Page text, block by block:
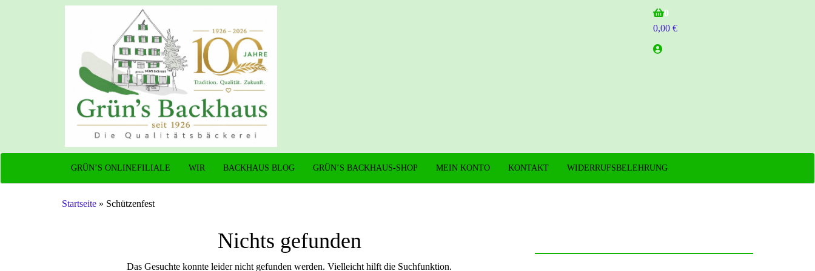
Grün's Backhaus
0
0,00 €
GRÜN’S ONLINEFILIALE WIR BACKHAUS BLOG GRÜN’S BACKHAUS-SHOP MEIN KONTO KONTAKT WIDERRUFSBELEHRUNG
Startseite » Schützenfest
Nichts gefunden
Das Gesuchte konnte leider nicht gefunden werden. Vielleicht hilft die Suchfunktion.